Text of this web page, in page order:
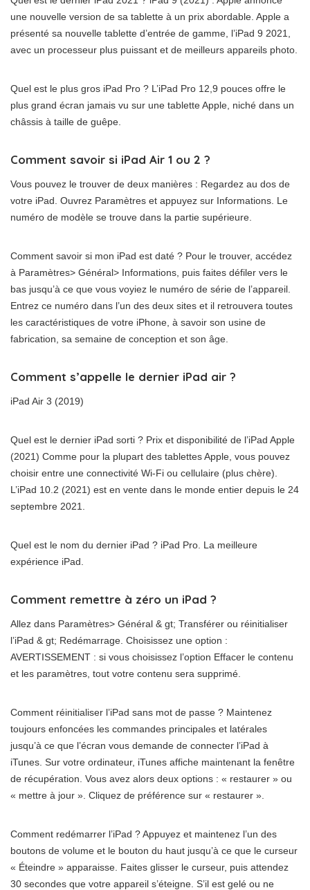
une nouvelle version de sa tablette à un prix abordable. Apple a
présenté sa nouvelle tablette d’entrée de gamme, l’iPad 9 2021,
avec un processeur plus puissant et de meilleurs appareils photo.
Quel est le plus gros iPad Pro ? L’iPad Pro 12,9 pouces offre le
plus grand écran jamais vu sur une tablette Apple, niché dans un
châssis à taille de guêpe.
Comment savoir si iPad Air 1 ou 2 ?
Vous pouvez le trouver de deux manières : Regardez au dos de
votre iPad. Ouvrez Paramètres et appuyez sur Informations. Le
numéro de modèle se trouve dans la partie supérieure.
Comment savoir si mon iPad est daté ? Pour le trouver, accédez
à Paramètres> Général> Informations, puis faites défiler vers le
bas jusqu’à ce que vous voyiez le numéro de série de l’appareil.
Entrez ce numéro dans l’un des deux sites et il retrouvera toutes
les caractéristiques de votre iPhone, à savoir son usine de
fabrication, sa semaine de conception et son âge.
Comment s’appelle le dernier iPad air ?
iPad Air 3 (2019)
Quel est le dernier iPad sorti ? Prix ​​et disponibilité de l’iPad Apple
(2021) Comme pour la plupart des tablettes Apple, vous pouvez
choisir entre une connectivité Wi-Fi ou cellulaire (plus chère).
L’iPad 10.2 (2021) est en vente dans le monde entier depuis le 24
septembre 2021.
Quel est le nom du dernier iPad ? iPad Pro. La meilleure
expérience iPad.
Comment remettre à zéro un iPad ?
Allez dans Paramètres> Général & gt; Transférer ou réinitialiser
l’iPad & gt; Redémarrage. Choisissez une option :
AVERTISSEMENT : si vous choisissez l’option Effacer le contenu
et les paramètres, tout votre contenu sera supprimé.
Comment réinitialiser l’iPad sans mot de passe ? Maintenez
toujours enfoncées les commandes principales et latérales
jusqu’à ce que l’écran vous demande de connecter l’iPad à
iTunes. Sur votre ordinateur, iTunes affiche maintenant la fenêtre
de récupération. Vous avez alors deux options : « restaurer » ou
« mettre à jour ». Cliquez de préférence sur « restaurer ».
Comment redémarrer l’iPad ? Appuyez et maintenez l’un des
boutons de volume et le bouton du haut jusqu’à ce que le curseur
« Éteindre » apparaisse. Faites glisser le curseur, puis attendez
30 secondes que votre appareil s’éteigne. S’il est gelé ou ne